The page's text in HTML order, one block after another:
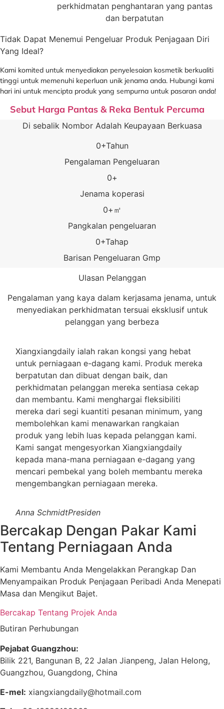
perkhidmatan penghantaran yang pantas
dan berpatutan
Tidak Dapat Menemui Pengeluar Produk Penjagaan Diri
Yang Ideal?
Kami komited untuk menyediakan penyelesaian kosmetik berkualiti
tinggi untuk memenuhi keperluan unik jenama anda. Hubungi kami
hari ini untuk mencipta produk yang sempurna untuk pasaran anda!
Sebut Harga Pantas & Reka Bentuk Percuma
Di sebalik Nombor Adalah Keupayaan Berkuasa
Pengalaman Pengeluaran
0+Tahun
Jenama koperasi
0+
Pangkalan pengeluaran
0+㎡
Barisan Pengeluaran Gmp
0+Tahap
Ulasan Pelanggan
Pengalaman yang kaya dalam kerjasama jenama, untuk
menyediakan perkhidmatan tersuai eksklusif untuk
pelanggan yang berbeza
Xiangxiangdaily ialah rakan kongsi yang hebat
untuk perniagaan e-dagang kami. Produk mereka
berpatutan dan dibuat dengan baik, dan
perkhidmatan pelanggan mereka sentiasa cekap
dan membantu. Kami menghargai fleksibiliti
mereka dari segi kuantiti pesanan minimum, yang
membolehkan kami menawarkan rangkaian
produk yang lebih luas kepada pelanggan kami.
Kami sangat mengesyorkan Xiangxiangdaily
kepada mana-mana perniagaan e-dagang yang
mencari pembekal yang boleh membantu mereka
mengembangkan perniagaan mereka.
Anna SchmidtPresiden
Bercakap Dengan Pakar Kami
Tentang Perniagaan Anda
Kami Membantu Anda Mengelakkan Perangkap Dan
Menyampaikan Produk Penjagaan Peribadi Anda Menepati
Masa dan Mengikut Bajet.
Bercakap Tentang Projek Anda
Butiran Perhubungan
Pejabat Guangzhou:
Bilik 221, Bangunan B, 22 Jalan Jianpeng, Jalan Helong,
Guangzhou, Guangdong, China
E-mel: xiangxiangdaily@hotmail.com